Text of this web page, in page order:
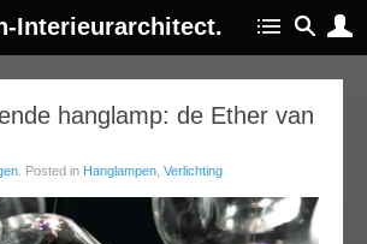
Interieurarchitect.
hanglamp: de Ether van
. Posted in Hanglampen Verlichting